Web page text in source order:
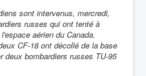
sont intervenus, mercredi,
russes qui ont tenté à
aérien du Canada.
CF-18 ont décollé de la base
deux bombardiers russes TU-95